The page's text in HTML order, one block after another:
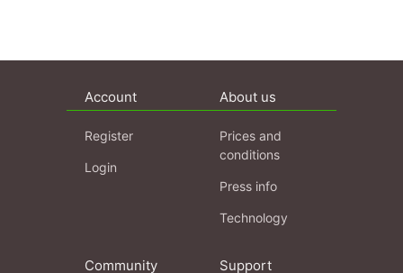
Account
Register
Login
About us
Prices and
conditions
Press info
Technology
Community Support